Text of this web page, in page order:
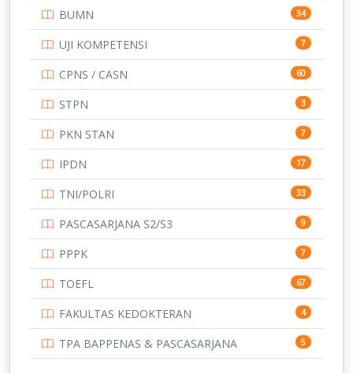
345
UNIVERSITAS AIRLANGGA 15
16
15
15
14
14
UNIVERSITAS CENDRAWASIH 14
15
219
11
134
BUMN 34
UJI KOMPETENSI 7
CPNS / CASN 60
STPN 3
PKN STAN 7
IPDN 17
TNI/POLRI 33
PASCASARJANA S2/S3 9
PPPK 7
TOEFL 67
FAKULTAS KEDOKTERAN 4
TPA BAPPENAS & PASCASARJANA 5